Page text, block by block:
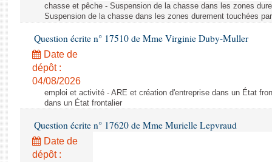
chasse et pêche - Suspension de la chasse dans les zones
Suspension de la chasse dans les zones durement touchées
Question écrite n° 17510 de Mme Virginie Duby-Muller
Date de
dépôt :
04/08/2026
emploi et activité - ARE et création d'entreprise dans un État
dans un État frontalier
Question écrite n° 17620 de Mme Murielle Lepvraud
Date de
dépôt :